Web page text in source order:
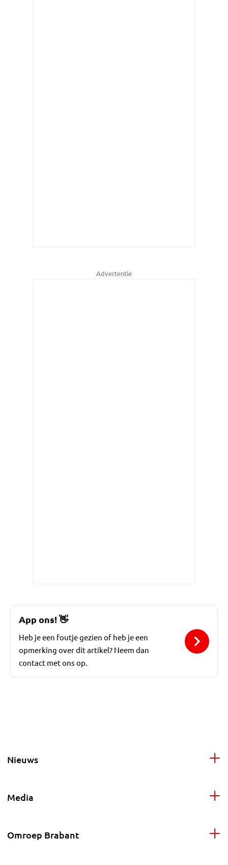
Advertentie
App ons!👋
Heb je een foutje gezien of heb je een
opmerking over dit artikel? Neem dan
contact met ons op.
Nieuws
Media
Omroep Brabant